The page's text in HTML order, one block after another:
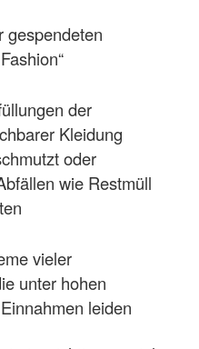
gespendeten
der
Kleidung
oder
wie Restmüll
vieler
unter hohen
leiden